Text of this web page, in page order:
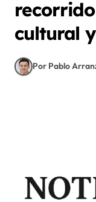
cultural
Por Pablo